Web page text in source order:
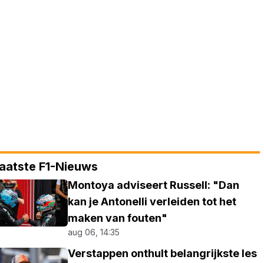
F1-Nieuws
Montoya adviseert Russell: "Dan
kan je Antonelli verleiden tot het
maken van fouten"
aug 06, 14:35
Verstappen onthult belangrijkste les